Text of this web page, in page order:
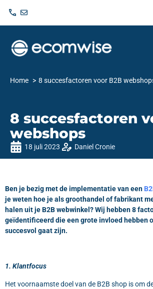
Home 8 succesfactoren voor B2B
8 succesfactoren
webshops
18 juli 2023 Daniel Cronie
Ben je bezig met de implementatie van een
je weten hoe je als groothandel of fabrikant
halen uit je B2B webwinkel? Wij hebben 8
geïdentificeerd die een grote invloed hebben
succesvol gaat zijn.
1. Klantfocus
Het voornaamste doel van de B2B shop is om